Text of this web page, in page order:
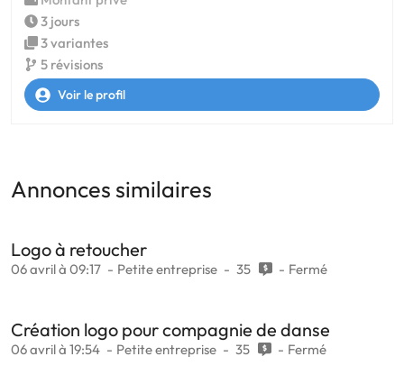
3 jours
3 variantes
5 révisions
Voir le profil
Annonces similaires
Logo à retoucher
06 avril à 09:17 Petite entreprise 35 Fermé
Création logo pour compagnie de danse
06 avril à 19:54 Petite entreprise 35 Fermé